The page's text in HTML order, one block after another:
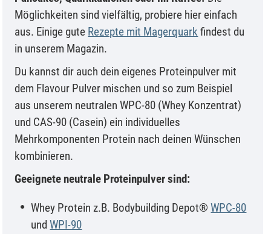
Möglichkeiten sind vielfältig, probiere hier einfach
aus. Einige gute Rezepte mit Magerquark findest du
in unserem Magazin.
Du kannst dir auch dein eigenes Proteinpulver mit
dem Flavour Pulver mischen und so zum Beispiel
aus unserem neutralen WPC-80 (Whey Konzentrat)
und CAS-90 (Casein) ein individuelles
Mehrkomponenten Protein nach deinen Wünschen
kombinieren.
Geeignete neutrale Proteinpulver sind:
Whey Protein z.B. Bodybuilding Depot®WPC-80
undWPI-90